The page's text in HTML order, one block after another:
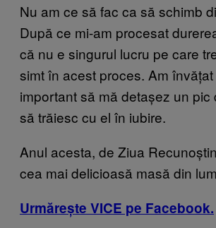
Nu am ce să fac ca să schimb
După ce mi-am procesat
că nu e singurul lucru pe care
simt în acest proces. Am
important să mă detașez un pic
să trăiesc cu el în iubire.
Anul acesta, de Ziua
cea mai delicioasă masă din
Urmărește VICE pe Facebook.